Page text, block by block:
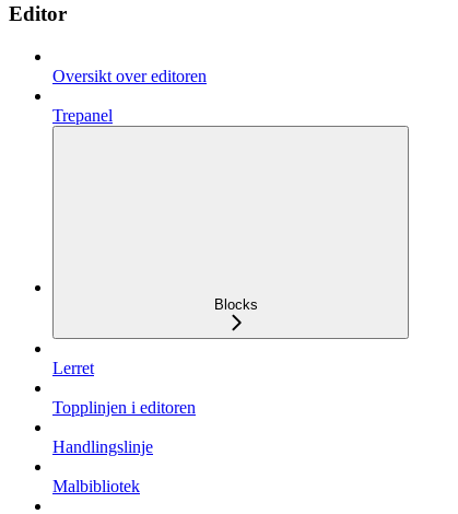
Editor
Oversikt over editoren
Trepanel
Blocks
Lerret
Topplinjen i editoren
Handlingslinje
Malbibliotek